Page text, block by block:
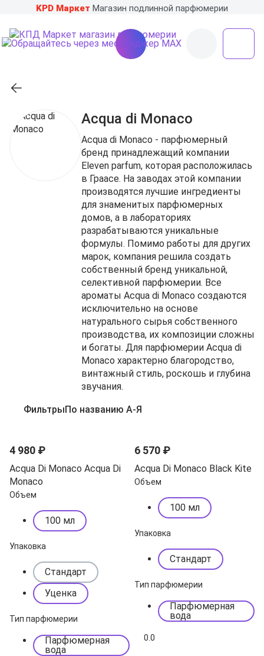
KPD Маркет Магазин подлинной парфюмерии
Acqua di Monaco
Acqua di Monaco - парфюмерный
бренд принадлежащий компании
Eleven parfum, которая расположилась
в Граасе. На заводах этой компании
производятся лучшие ингредиенты
для знаменитых парфюмерных
домов, а в лабораториях
разрабатываются уникальные
формулы. Помимо работы для других
марок, компания решила создать
собственный бренд уникальной,
селективной парфюмерии. Все
ароматы Acqua di Monaco создаются
исключительно на основе
натурального сырья собственного
производства, их композиции сложны
и богаты. Для парфюмерии Acqua di
Monaco характерно благородство,
винтажный стиль, роскошь и глубина
звучания.
ФильтрыПо названию А-Я
4 980 ₽
Acqua Di Monaco Acqua Di
Monaco
Объем
100 мл
Упаковка
Стандарт
Уценка
Тип парфюмерии
Парфюмерная
вода
6 570 ₽
Acqua Di Monaco Black Kite
Объем
100 мл
Упаковка
Стандарт
Тип парфюмерии
Парфюмерная
вода
0.0